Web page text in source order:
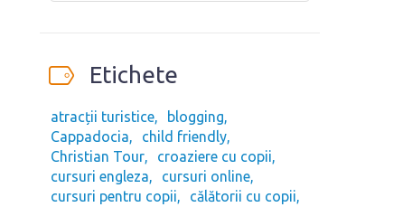
Etichete
atracții turistice
blogging
Cappadocia
child friendly
Christian Tour
croaziere cu copii
cursuri engleza
cursuri online
cursuri pentru copii
călătorii cu copii